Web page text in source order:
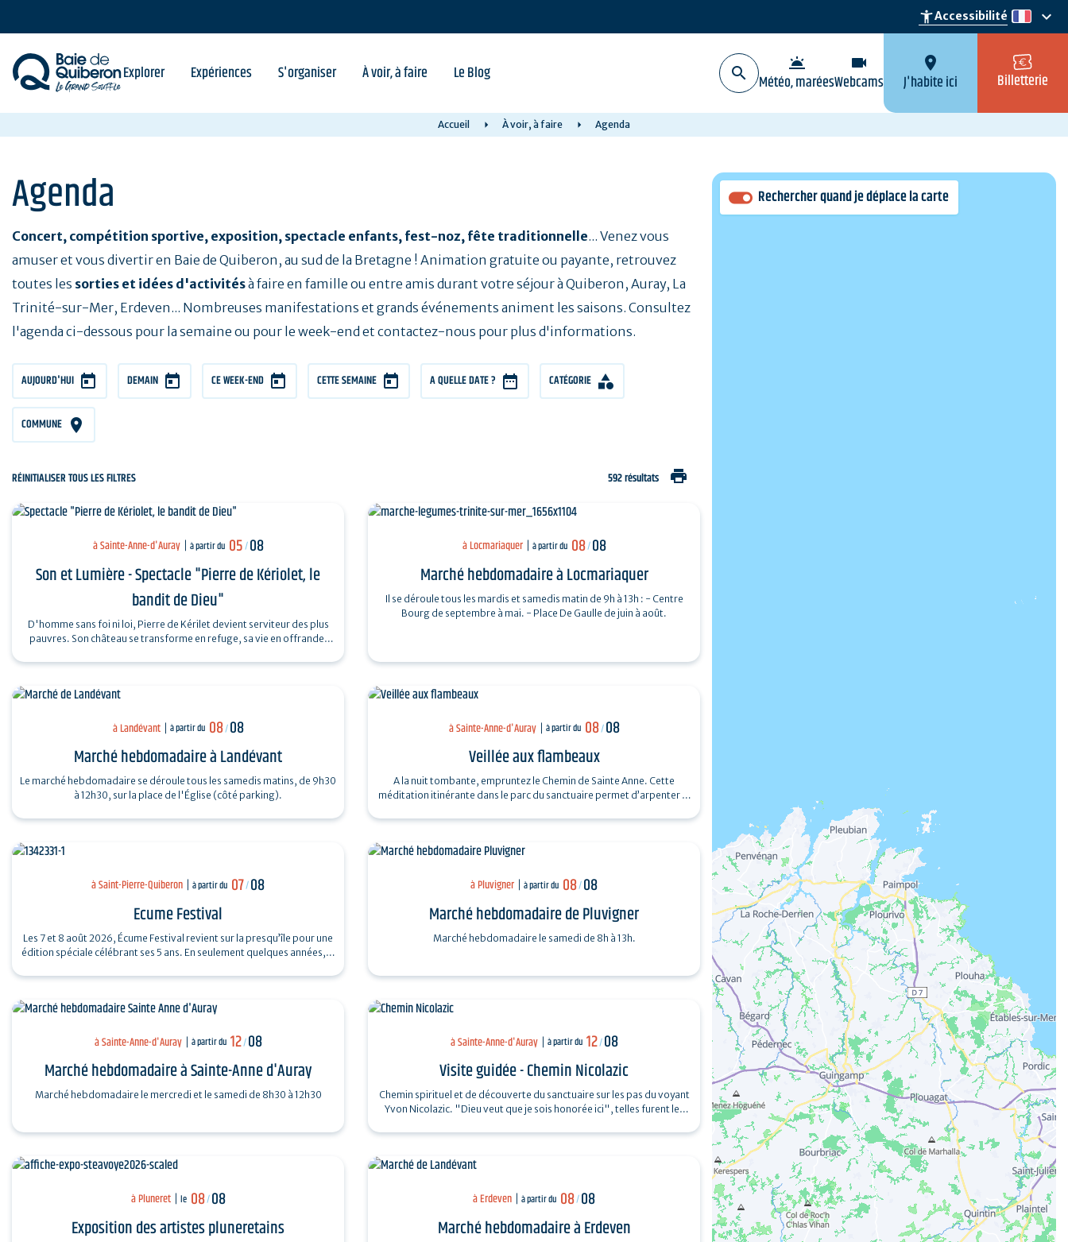
principal
accessibility_newAccessibilité fr
keyboard_arrow_down
Explorer Expériences S'organiser À voir, à faire Le Blog wb_twilight
Météo, marées
videocam
Webcams
location_on
J'habite ici Billetterie
Accueil À voir, à faire Agenda
Agenda
Concert, compétition sportive, exposition, spectacle enfants, fest-noz, fête traditionnelle... Venez vous
amuser et vous divertir en Baie de Quiberon, au sud de la Bretagne ! Animation gratuite ou payante, retrouvez
toutes les sorties et idées d'activitésà faire en famille ou entre amis durant votre séjour à Quiberon, Auray, La
Trinité-sur-Mer, Erdeven... Nombreuses manifestations et grands événements animent les saisons. Consultez
l'agenda ci-dessous pour la semaine ou pour le week-end et contactez-nous pour plus d'informations.
AUJOURD'HUI DEMAIN CE WEEK-END CETTE SEMAINE A QUELLE DATE ? CATÉGORIE
COMMUNE
RÉINITIALISER TOUS LES FILTRES 592 résultats print
à Sainte-Anne-d'Auray à partir du 05/ 08
Son et Lumière - Spectacle "Pierre de Kériolet, le
bandit de Dieu"
D'homme sans foi ni loi, Pierre de Kérilet devient serviteur des plus
pauvres. Son château se transforme en refuge, sa vie en offrande.
à Locmariaquer à partir du 08/ 08
Marché hebdomadaire à Locmariaquer
Il se déroule tous les mardis et samedis matin de 9h à 13h : - Centre
Bourg de septembre à mai. - Place De Gaulle de juin à août.
à Landévant à partir du 08/ 08
Marché hebdomadaire à Landévant
Le marché hebdomadaire se déroule tous les samedis matins, de 9h30
à 12h30, sur la place de l'Église (côté parking).
à Sainte-Anne-d'Auray à partir du 08/ 08
Veillée aux flambeaux
A la nuit tombante, empruntez le Chemin de Sainte Anne. Cette
méditation itinérante dans le parc du sanctuaire permet d’arpenter la
à Saint-Pierre-Quiberon à partir du 07/08
Ecume Festival
Les 7 et 8 août 2026, Écume Festival revient sur la presqu’île pour une
édition spéciale célébrant ses 5 ans. En seulement quelques années,…
à Pluvigner à partir du 08/08
Marché hebdomadaire de Pluvigner
Marché hebdomadaire le samedi de 8h à 13h.
à Sainte-Anne-d'Auray à partir du 12/ 08
Marché hebdomadaire à Sainte-Anne d'Auray
Marché hebdomadaire le mercredi et le samedi de 8h30 à 12h30
à Sainte-Anne-d'Auray à partir du 12/ 08
Visite guidée - Chemin Nicolazic
Chemin spirituel et de découverte du sanctuaire sur les pas du voyant
Yvon Nicolazic. "Dieu veut que je sois honorée ici", telles furent les
à Pluneret le 08/ 08
Exposition des artistes pluneretains
à Erdeven à partir du 08/08
Marché hebdomadaire à Erdeven
Rechercher quand je déplace la carte